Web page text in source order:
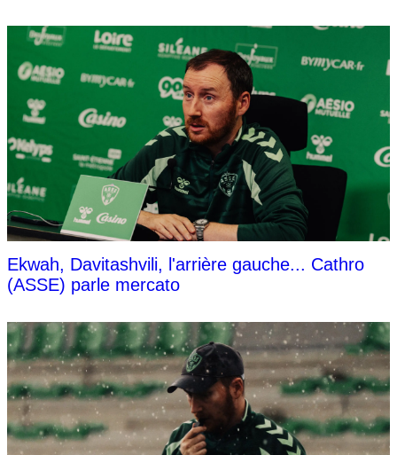
Ekwah, Davitashvili, l'arrière gauche... Cathro
(ASSE) parle mercato